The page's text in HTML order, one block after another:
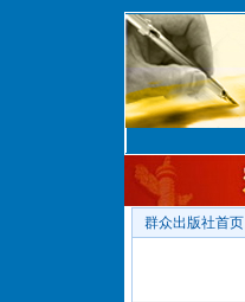
群众出版社首页